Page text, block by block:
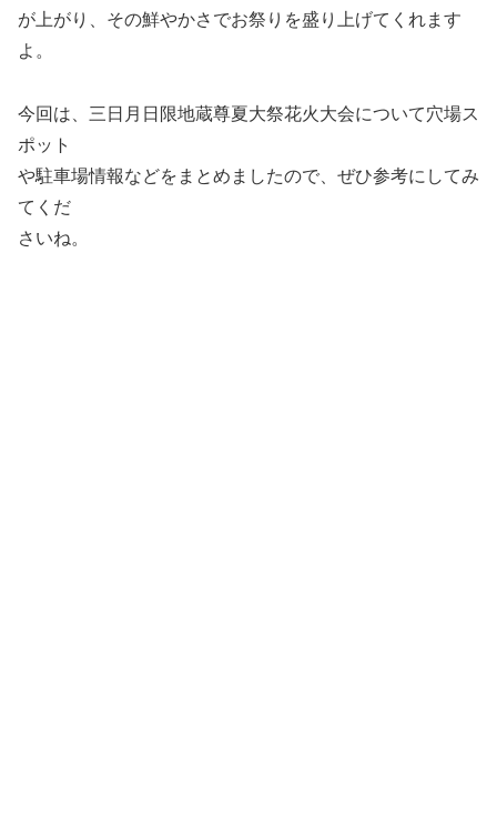
が上がり、その鮮やかさでお祭りを盛り上げてくれます
よ。
今回は、三日月日限地蔵尊夏大祭花火大会について穴場ス
ポット
や駐車場情報などをまとめましたので、ぜひ参考にしてみ
てくだ
さいね。